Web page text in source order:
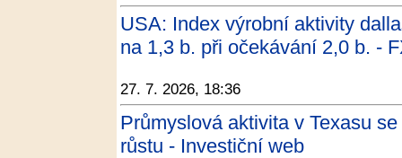
USA: Index výrobní aktivity
na 1,3 b. při očekávání 2,0 b. -
27. 7. 2026, 18:36
Průmyslová aktivita v Texasu
růstu - Investiční web